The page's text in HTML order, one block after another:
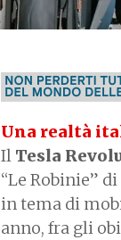
Una realtà
Il Tesla
“Le Robinie”
in tema di
anno, fra gli